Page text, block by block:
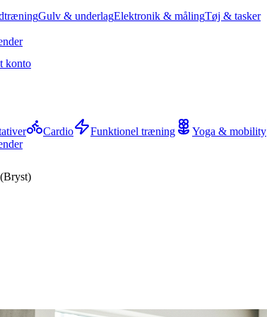
Gulv & underlagElektronik & målingTøj & tasker
konto
Cardio Funktionel træning Yoga & mobility